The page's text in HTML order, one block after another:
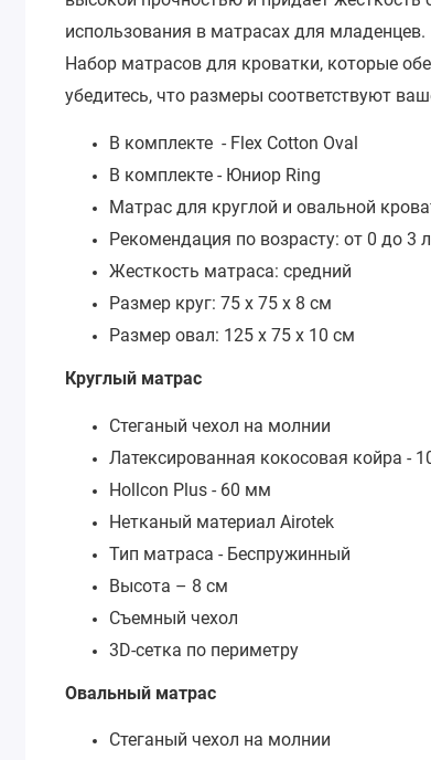
использования в матрасах для младенцев.
Набор матрасов для кроватки, которые
убедитесь, что размеры соответствуют
В комплекте - Flex Cotton Oval
В комплекте - Юниор Ring
Матрас для круглой и овальной
Рекомендация по возрасту: от 0 до 3
Жесткость матраса: средний
Размер круг: 75 х 75 х 8 см
Размер овал: 125 х 75 х 10 см
Круглый матрас
Стеганый чехол на молнии
Латексированная кокосовая койра -
Hollcon Plus - 60 мм
Нетканый материал Airotek
Тип матраса - Беспружинный
Высота – 8 см
Съемный чехол
3D-сетка по периметру
Овальный матрас
Стеганый чехол на молнии